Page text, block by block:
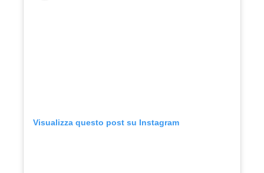
Visualizza questo post su Instagram